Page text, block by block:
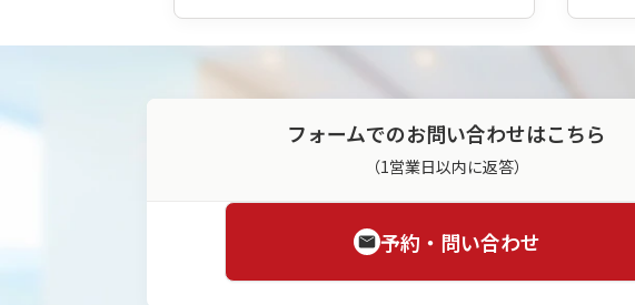
フォームでのお問い合わせはこちら
（1営業日以内に返答）
予約・問い合わせ